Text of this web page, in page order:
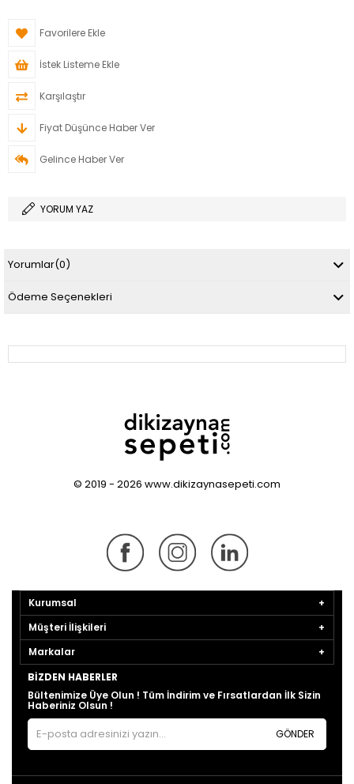
Favorilere Ekle
İstek Listeme Ekle
Karşılaştır
Fiyat Düşünce Haber Ver
Gelince Haber Ver
YORUM YAZ
Yorumlar(0)
Ödeme Seçenekleri
© 2019 - 2026 www.dikizaynasepeti.com
Kurumsal
Müşteri İlişkileri
Markalar
BIZDEN HABERLER
Bültenimize Üye Olun ! Tüm İndirim ve Fırsatlardan İlk Sizin
Haberiniz Olsun !
GÖNDER